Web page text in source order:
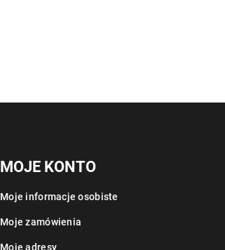
MOJE KONTO
Moje informacje osobiste
Moje zamówienia
Moje adresy